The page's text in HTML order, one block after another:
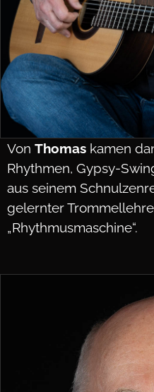
Von Thomas kamen
Rhythmen, Gypsy-
aus seinem
gelernter
„Rhythmusmaschine“.